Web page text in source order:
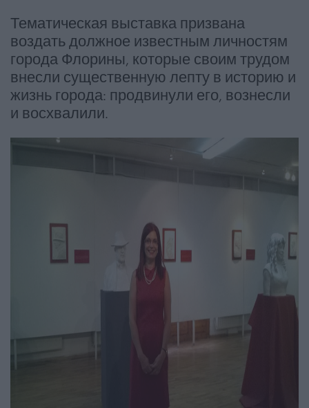
Тематическая выставка призвана
воздать должное известным личностям
города Флорины, которые своим трудом
внесли существенную лепту в историю и
жизнь города: продвинули его, вознесли
и восхвалили.